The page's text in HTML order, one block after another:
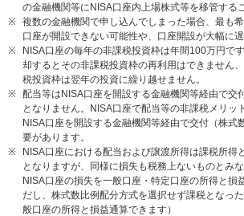
の金融機関等にNISA口座内上場株式等を移管する
※ 複数の金融機関で申し込んでしまった場合、最も
口座が開設できない可能性や、口座開設が大幅に
※
NISA口座の毎年の非課税投資枠は年間100万円で
却するとその非課税投資枠の再利用はできません
税投資枠は翌年の投資に繰り越せません。
※ 配当等はNISA口座を開設する金融機関等経由で交
となりません。NISA口座で配当等の非課税メリッ
NISA口座を開設する金融機関等経由で交付（株式
要があります。
※
NISA口座における配当および譲渡所得は課税所得
となりますが、同様に損失も税務上ないものとみ
NISA口座の損失を一般口座・特定口座の所得と損
だし、株式数比例配分方式を選択せず課税となっ
般口座の所得と損益通算できます）